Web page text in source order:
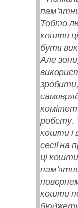
Тобто
кошти
бути
Але
роботу.
кошти і
сесії
ці
кошти